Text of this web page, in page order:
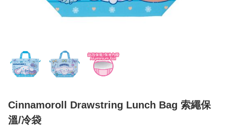
Cinnamoroll Drawstring Lunch Bag 索繩保
溫/冷袋